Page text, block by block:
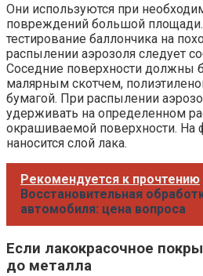
Они используются при
повреждений большой
тестирование баллончика на
распылении аэрозоля следует
Соседние поверхности должны
малярным скотчем,
бумагой. При распылении
удерживать на определенном
окрашиваемой поверхности. На
наносится слой лака.
Рекомендуется к прочтению
Восстановительная
автомобиля: цена вопроса
Если лакокрасочное
до металла